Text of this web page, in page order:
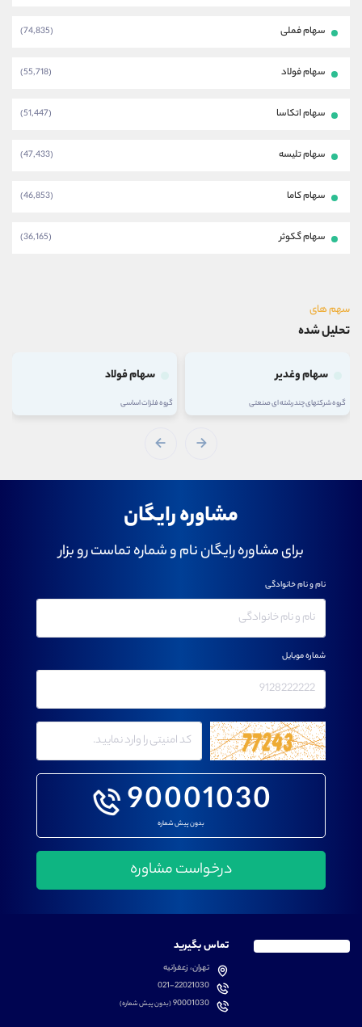
سهام فملی (74,835)
سهام فولاد (55,718)
سهام اتکاسا (51,447)
سهام تلیسه (47,433)
سهام کاما (46,853)
سهام گکوثر (36,165)
سهم های
تحلیل شده
سهام وغدیر
گروه شرکتهای چند رشته ای صنعتی
سهام فولاد
گروه فلزات اساسی
مشاوره رایگان
برای مشاوره رایگان نام و شماره تماست رو بزار
90001030
بدون پیش شماره
نام و نام خانوادگی
شماره موبایل
تماس بگیرید
تهران، زعفرانیه
021-22021030
90001030(بدون پیش شماره)